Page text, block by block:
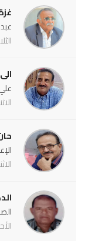
الثلاثاء, 04
الاثنين, 03
الاثنين, 03
الأحد, 02